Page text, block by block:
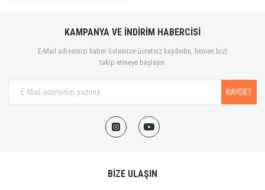
KAMPANYA VE İNDİRİM HABERCİSİ
E-Mail adresinizi haber listemize ücretsiz kaydedin, hemen bizi
takip etmeye başlayın.
KAYDET
BİZE ULAŞIN